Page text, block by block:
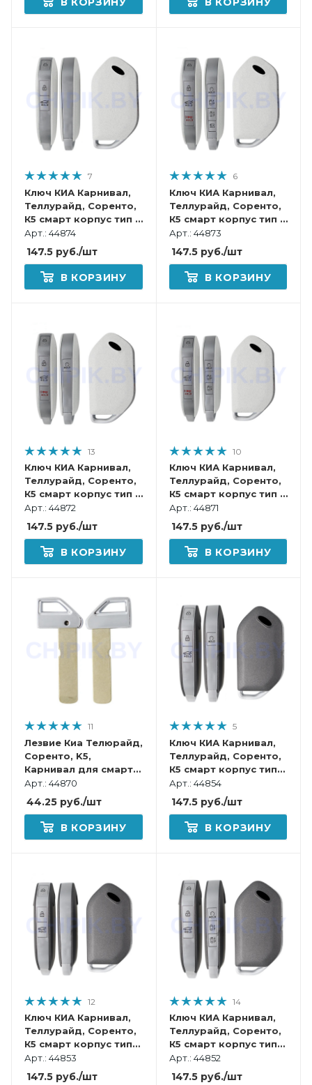
7
Ключ КИА Карнивал,
Теллурайд, Соренто,
К5 смарт корпус тип 4
Белый
Арт.: 44874
147.5 руб./шт
В КОРЗИНУ
6
Ключ КИА Карнивал,
Теллурайд, Соренто,
К5 смарт корпус тип 3
Белый
Арт.: 44873
147.5руб./шт
В КОРЗИНУ
13
Ключ КИА Карнивал,
Теллурайд, Соренто,
К5 смарт корпус тип 2
Белый
Арт.: 44872
147.5 руб./шт
В КОРЗИНУ
10
Ключ КИА Карнивал,
Теллурайд, Соренто,
К5 смарт корпус тип 1
Белый
Арт.: 44871
147.5руб./шт
В КОРЗИНУ
11
Лезвие Киа Телюрайд,
Соренто, K5,
Карнивал для смарт
ключа
Арт.: 44870
44.25 руб./шт
В КОРЗИНУ
5
Ключ КИА Карнивал,
Теллурайд, Соренто,
К5 смарт корпус тип
12
Арт.: 44854
147.5руб./шт
В КОРЗИНУ
12
Ключ КИА Карнивал,
Теллурайд, Соренто,
К5 смарт корпус тип
11
Арт.: 44853
147.5 руб./шт
14
Ключ КИА Карнивал,
Теллурайд, Соренто,
К5 смарт корпус тип
10
Арт.: 44852
147.5руб./шт